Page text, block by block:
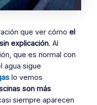
que ver cómo el
explicación. Al
que es normal con
agua sigue
lo vemos
son más
siempre aparecen